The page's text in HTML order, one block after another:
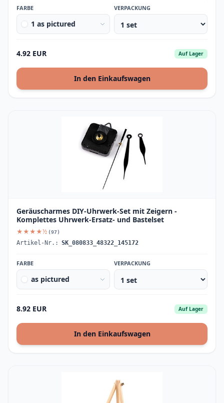
FARBE
1 as pictured
VERPACKUNG
4.92 EUR Auf Lager
In den Einkaufswagen
Geräuscharmes DIY-Uhrwerk-Set mit Zeigern -
Komplettes Uhrwerk-Ersatz- und Bastelset
★★★★½ (97)
Artikel-Nr.: SK_080833_48322_145172
FARBE
as pictured
VERPACKUNG
8.92 EUR Auf Lager
In den Einkaufswagen